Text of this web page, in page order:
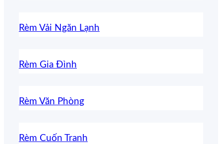
Rèm Vải Ngăn Lạnh
Rèm Gia Đình
Rèm Văn Phòng
Rèm Cuốn Tranh